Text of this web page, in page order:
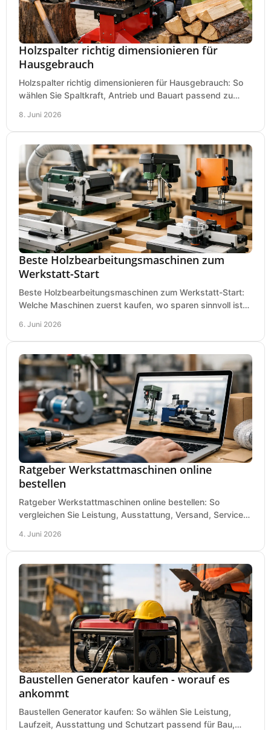
Holzspalter richtig dimensionieren für
Hausgebrauch
Holzspalter richtig dimensionieren für Hausgebrauch: So
wählen Sie Spaltkraft, Antrieb und Bauart passend zu
8. Juni 2026
Beste Holzbearbeitungsmaschinen zum
Werkstatt-Start
Beste Holzbearbeitungsmaschinen zum Werkstatt-Start:
Welche Maschinen zuerst kaufen, wo sparen sinnvoll ist
6. Juni 2026
Ratgeber Werkstattmaschinen online
bestellen
Ratgeber Werkstattmaschinen online bestellen: So
vergleichen Sie Leistung, Ausstattung, Versand, Service
4. Juni 2026
Baustellen Generator kaufen - worauf es
ankommt
Baustellen Generator kaufen: So wählen Sie Leistung,
Laufzeit, Ausstattung und Schutzart passend für Bau,